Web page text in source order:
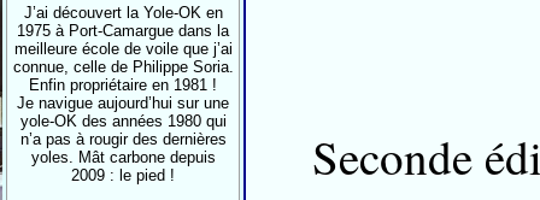
J’ai découvert la Yole-OK en
1975 à Port-Camargue dans la
meilleure école de voile que j’ai
connue, celle de Philippe Soria.
Enfin propriétaire en 1981 !
Je navigue aujourd’hui sur une
yole-OK des années 1980 qui
n’a pas à rougir des dernières
yoles. Mât carbone depuis
2009 : le pied !
Seconde